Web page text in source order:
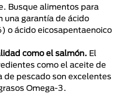
Busque alimentos para
una garantía de ácido
o ácido eicosapentaenoico
como el salmón. El
como el aceite de
de pescado son excelentes
Omega-3.